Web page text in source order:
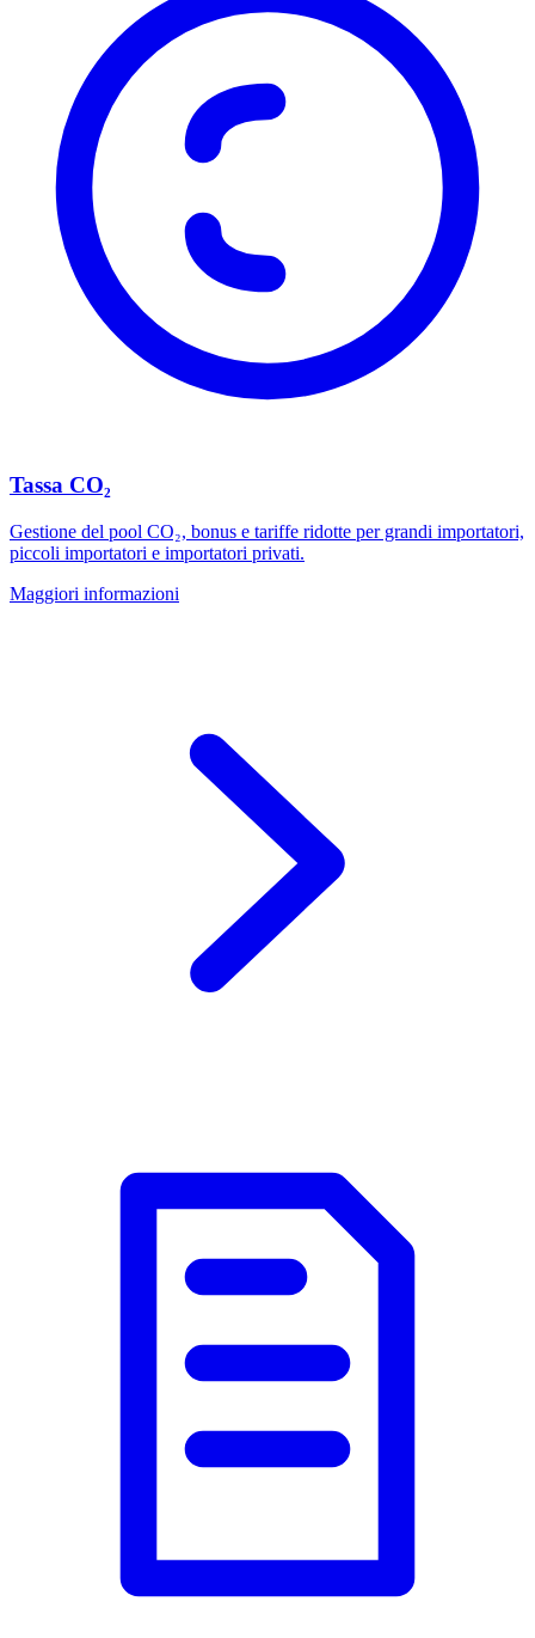
Tassa CO₂
Gestione del pool CO₂, bonus e tariffe ridotte per grandi importatori,
piccoli importatori e importatori privati.
Maggiori informazioni